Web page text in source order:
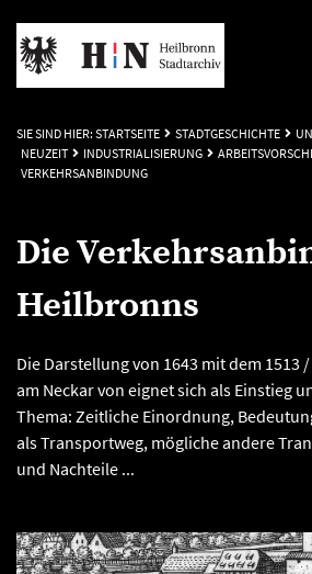
SIE SIND HIER: STARTSEITE STADTGESCHICHTE
NEUZEIT
INDUSTRIALISIERUNG
VERKEHRSANBINDUNG
Die
Heilbronns
Die Darstellung von 1643 mit dem 1513
am Neckar von eignet sich als Einstieg
Thema: Zeitliche Einordnung,
als Transportweg, mögliche andere
und Nachteile ...